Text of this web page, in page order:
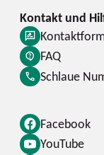
Facebook
YouTube
FAQ
Schlaue